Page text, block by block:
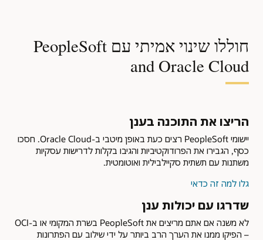
חוללו שינוי אמיתי עם PeopleSoft
and Oracle Cloud
הריצו את התוכנה בענן
יישומי PeopleSoft רצים כעת באופן מיטבי ב-Oracle Cloud. חסכו
כסף, הגבירו את הפרודוקטיביות והגיבו בקלות לדרישות עסקיות
משתנות עם תשתית סקיילבילית ואוטומטית.
גלו למה זה כדאי
שדרגו עם יכולות ענן
לא משנה אם אתם מריצים את PeopleSoft בשרת המקומי או ב-OCI
– הפיקו ממנו את הערך הרב ביותר על ידי שילוב עם הפתרונות